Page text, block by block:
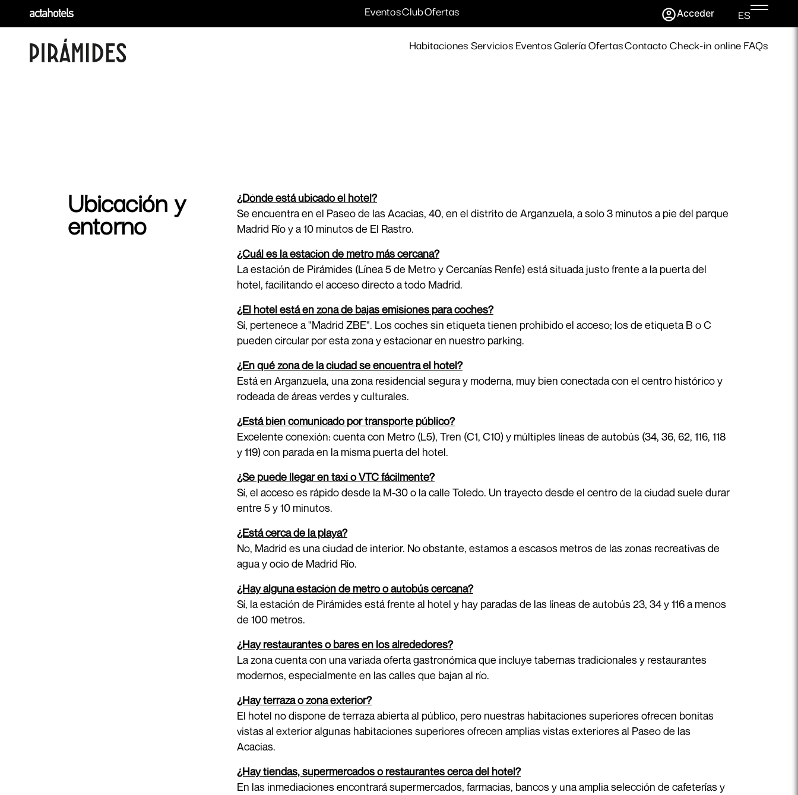
EventosClubOfertas Acceder
ES
HabitacionesServiciosEventosGaleríaOfertasContactoCheck-in onlineFAQs
Ubicación y
entorno
¿Dónde está ubicado el hotel?
Se encuentra en el Paseo de las Acacias, 40, en el distrito de Arganzuela, a solo 3 minutos a pie del parque
Madrid Río y a 10 minutos de El Rastro.
¿Cuál es la estación de metro más cercana?
La estación de Pirámides (Línea 5 de Metro y Cercanías Renfe) está situada justo frente a la puerta del
hotel, facilitando el acceso directo a todo Madrid.
¿El hotel está en zona de bajas emisiones para coches?
Sí, pertenece a "Madrid ZBE". Los coches sin etiqueta tienen prohibido el acceso; los de etiqueta B o C
pueden circular por esta zona y estacionar en nuestro parking.
¿En qué zona de la ciudad se encuentra el hotel?
Está en Arganzuela, una zona residencial segura y moderna, muy bien conectada con el centro histórico y
rodeada de áreas verdes y culturales.
¿Está bien comunicado por transporte público?
Excelente conexión: cuenta con Metro (L5), Tren (C1, C10) y múltiples líneas de autobús (34, 36, 62, 116, 118
y 119) con parada en la misma puerta del hotel.
¿Se puede llegar en taxi o VTC fácilmente?
Sí, el acceso es rápido desde la M-30 o la calle Toledo. Un trayecto desde el centro de la ciudad suele durar
entre 5 y 10 minutos.
¿Está cerca de la playa?
No, Madrid es una ciudad de interior. No obstante, estamos a escasos metros de las zonas recreativas de
agua y ocio de Madrid Río.
¿Hay alguna estación de metro o autobús cercana?
Sí, la estación de Pirámides está frente al hotel y hay paradas de las líneas de autobús 23, 34 y 116 a menos
de 100 metros.
¿Hay restaurantes o bares en los alrededores?
La zona cuenta con una variada oferta gastronómica que incluye tabernas tradicionales y restaurantes
modernos, especialmente en las calles que bajan al río.
¿Hay terraza o zona exterior?
El hotel no dispone de terraza abierta al público, pero nuestras habitaciones superiores ofrecen bonitas
vistas al exterior algunas habitaciones superiores ofrecen amplias vistas exteriores al Paseo de las
Acacias.
¿Hay tiendas, supermercados o restaurantes cerca del hotel?
En las inmediaciones encontrará supermercados, farmacias, bancos y una amplia selección de cafeterías y